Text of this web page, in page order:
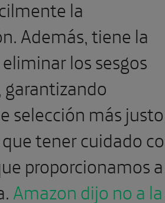
la
Además, tiene la
los sesgos
selección más
que tener cuidado
proporcionamos a
Amazon dijo no a la